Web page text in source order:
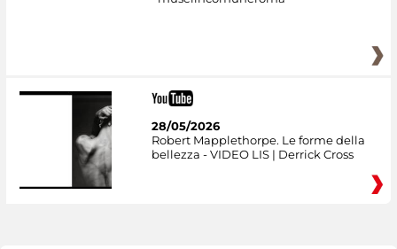
28/05/2026
Robert Mapplethorpe. Le forme della
bellezza - VIDEO LIS | Derrick Cross